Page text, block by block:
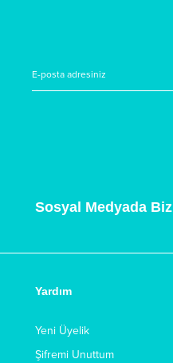
Sosyal Medyada Biz
Yardım
Yeni Üyelik
Şifremi Unuttum